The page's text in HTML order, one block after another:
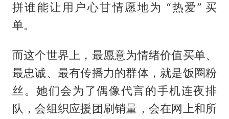
拼谁能让用户心甘情愿地为 “热爱” 买
单。
而这个世界上，最愿意为情绪价值买单、
最忠诚、最有传播力的群体，就是饭圈粉
丝。她们会为了偶像代言的手机连夜排
队，会组织应援团刷销量，会在网上和所